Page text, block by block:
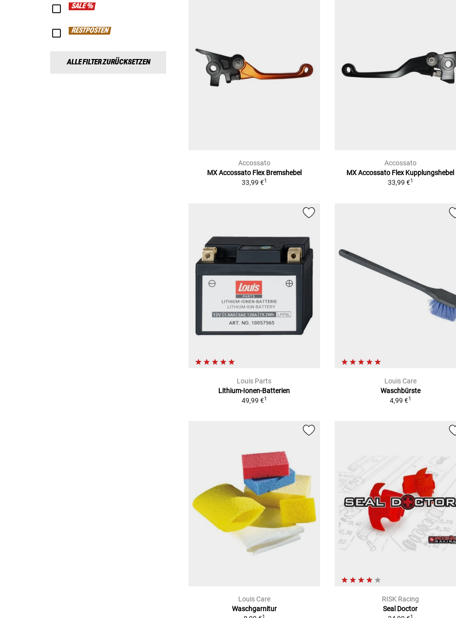
SALE %
RESTPOSTEN
ALLE FILTER ZURÜCKSETZEN
Accossato
MX Accossato Flex Bremshebel
33,99 €1
Accossato
MX Accossato Flex Kupplungshebel
33,99 €1
Louis Parts
Lithium-Ionen-Batterien
49,99 €1
Louis Care
Waschbürste
4,99 €1
Louis Care
Waschgarnitur
1
RISK Racing
Seal Doctor
1